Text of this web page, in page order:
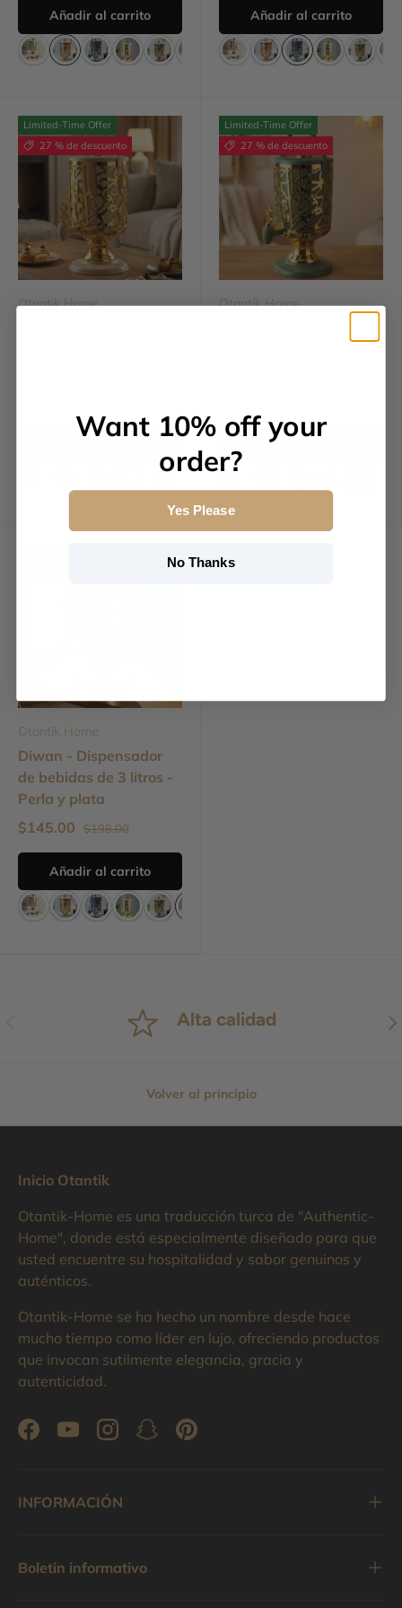
Añadir al carrito Añadir al carrito
Limited-Time Offer
27 % de descuento
Otantik Home
Limited-Time Offer
27 % de descuento
Otantik Home
Añadir al carrito
Otantik Home
Diwan - Dispensador
de bebidas de 3 litros -
Perla y plata
$145.00
$198.00
Añadir al carrito
Alta calidad
Volver al principio
Inicio Otantik
Otantik-Home es una traducción turca de "Authentic-
Home", donde está especialmente diseñado para que
usted encuentre su hospitalidad y sabor genuinos y
auténticos.
Otantik-Home se ha hecho un nombre desde hace
mucho tiempo como líder en lujo, ofreciendo productos
que invocan sutilmente elegancia, gracia y
autenticidad.
FacebookYouTubeInstagramSnapchatPinterest
INFORMACIÓN
Boletin informativo
Want 10% off your
order?
Yes Please
No Thanks